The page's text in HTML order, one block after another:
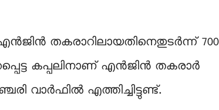
എൻജിൻ തകരാറിലായതിനെതുടർന്ന് 700
കപ്പലിനാണ് എൻജിൻ തകരാർ
വാർഫിൽ എത്തിച്ചിട്ടുണ്ട്.